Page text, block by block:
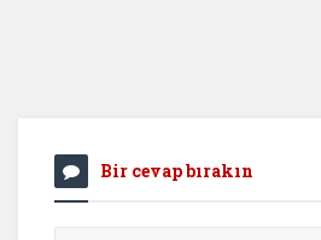
Bir cevap bırakın